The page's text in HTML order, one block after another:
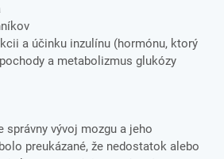
a účinku inzulínu (hormónu, ktorý
a metabolizmus glukózy
správny vývoj mozgu a jeho
preukázané, že nedostatok alebo